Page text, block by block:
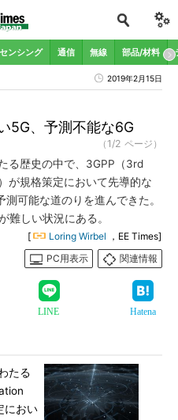
センシング 通信 無線 部品/材料
2019年2月15日
5G、予測不能な6G
（1/2 ページ）
る歴史の中で、3GPP（3rd
が規格策定において先導的な
可能な道のりを進んできた。
難しい状況にある。
[ Loring Wirbel ，EE Times]
PC用表示
関連情報
LINE Hatena
たる
におい